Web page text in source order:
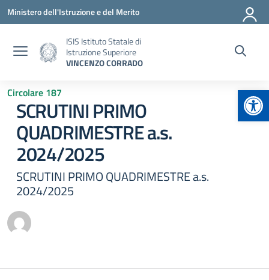
Vai ai contenuti
Vai al menu di navigazione
Vai al footer
Ministero dell'Istruzione e del Merito
ISIS Istituto Statale di
Istruzione Superiore
VINCENZO CORRADO
Circolare 187
SCRUTINI PRIMO
QUADRIMESTRE a.s.
2024/2025
SCRUTINI PRIMO QUADRIMESTRE a.s.
2024/2025